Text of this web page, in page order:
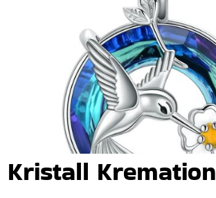
Kristall Kremation